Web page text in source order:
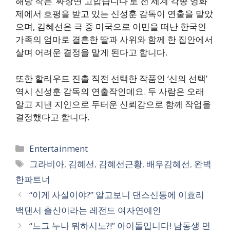
제에서 호평을 받고 있는 신성훈 감독이 연출을 맡았
으며, 김혜선은 극 중 미국으로 이민을 떠난 한국인
가족의 엄마로 결혼한 딸과 사위와 함께 한 집안에서
살며 어려운 결정을 맡게 된다고 합니다.
또한 할리우드 진출 직전 선택한 작품인 ‘신의 선택’
역시 신성훈 감독의 연출작인데요. 두 사람은 오래
알고 지낸 지인으로 두터운 신뢰감으로 함께 작업을
결정했다고 합니다.
카
테
리
Entertainment
태
그
그라비아, 김혜선, 김혜선근황, 배우김혜선, 완벽
한파트너
“이게 사실이야?” 알고보니 댄스신동에 이효리
백댄서 출신이라는 레전드 여자연예인
“느그 누나 뭐하시노?!” 아이돌입니다! 남동생 면